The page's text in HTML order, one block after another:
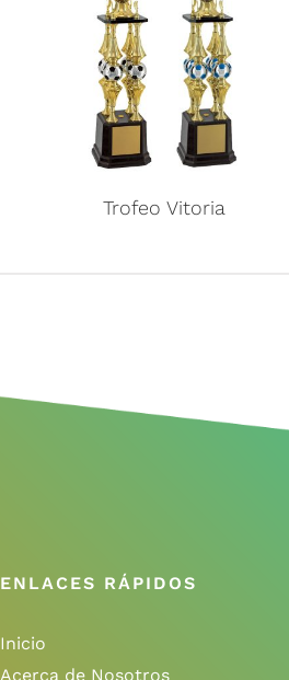
Trofeo Vitoria
ENLACES RÁPIDOS
Inicio
Acerca de Nosotros